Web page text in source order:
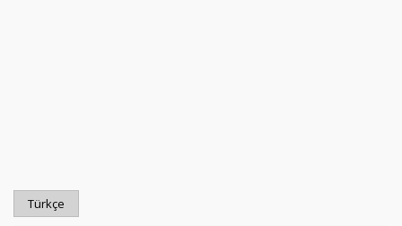
Türkçe